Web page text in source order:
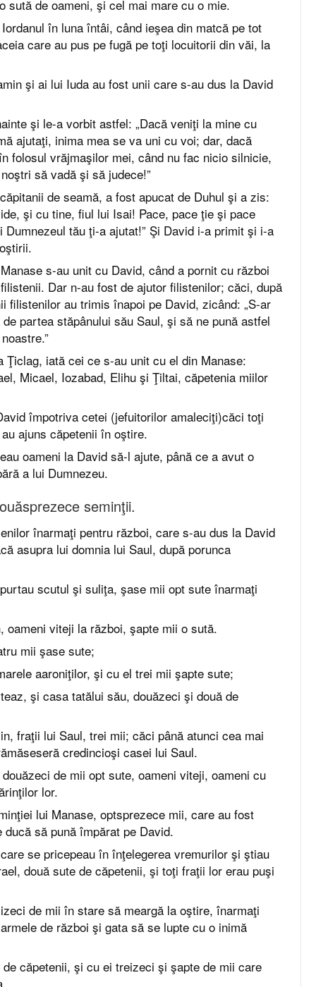
sută de oameni, şi cel mai mare cu o mie.
în luna întâi, când ieşea din matcă pe tot
care au pus pe fugă pe toţi locuitorii din văi, la
şi ai lui Iuda au fost unii care s-au dus la David
şi le-a vorbit astfel: „Dacă veniţi la mine cu
ajutaţi, inima mea se va uni cu voi; dar, dacă
folosul vrăjmaşilor mei, când nu fac nicio silnicie,
să vadă şi să judece!”
de seamă, a fost apucat de Duhul şi a zis:
şi cu tine, fiul lui Isai! Pace, pace ţie şi pace
tău ţi-a ajutat!” Şi David i-a primit şi i-a
s-au unit cu David, când a pornit cu război
Dar n-au fost de ajutor filistenilor; căci, după
filistenilor au trimis înapoi pe David, zicând: „S-ar
partea stăpânului său Saul, şi să ne pună astfel
Ţiclag, iată cei ce s-au unit cu el din Manase:
Micael, Iozabad, Elihu şi Ţiltai, căpetenia miilor
împotriva cetei (jefuitorilor amaleciţi)căci toţi
ajuns căpetenii în oştire.
oameni la David să-l ajute, până ce a avut o
a lui Dumnezeu.
seminţii.
înarmaţi pentru război, care s-au dus la David
asupra lui domnia lui Saul, după porunca
scutul şi suliţa, şase mii opt sute înarmaţi
oameni viteji la război, şapte mii o sută.
mii şase sute;
aaroniţilor, şi cu el trei mii şapte sute;
şi casa tatălui său, douăzeci şi două de
fraţii lui Saul, trei mii; căci până atunci cea mai
credincioşi casei lui Saul.
de mii opt sute, oameni viteji, oameni cu
lor.
lui Manase, optsprezece mii, care au fost
să pună împărat pe David.
se pricepeau în înţelegerea vremurilor şi ştiau
două sute de căpetenii, şi toţi fraţii lor erau puşi
de mii în stare să meargă la oştire, înarmaţi
de război şi gata să se lupte cu o inimă
căpetenii, şi cu ei treizeci şi şapte de mii care